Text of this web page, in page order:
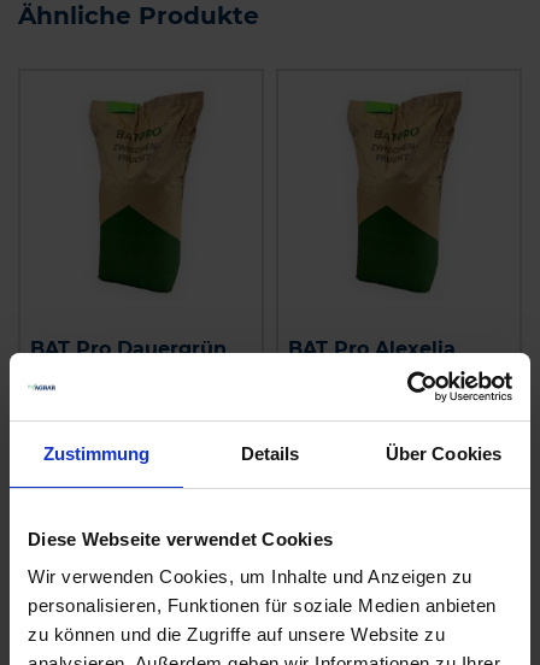
Zustimmung Details Über Cookies
Diese Webseite verwendet Cookies
Wir verwenden Cookies, um Inhalte und Anzeigen zu
personalisieren, Funktionen für soziale Medien anbieten
zu können und die Zugriffe auf unsere Website zu
Ähnliche Produkte
BAT Pro Dauergrün
zzgl. MwSt.
3,90 € / kg
IN DEN
WARENKORB
BAT Pro Alexelia
5,20 € / kg
IN DEN
WARENKORB